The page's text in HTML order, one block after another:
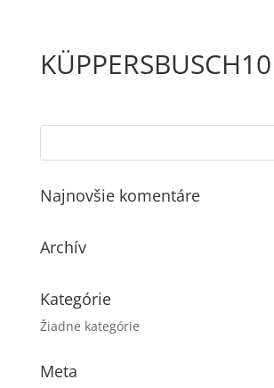
KÜPPERSBUSCH10
Najnovšie komentáre
Archív
Kategórie
Žiadne kategórie
Meta